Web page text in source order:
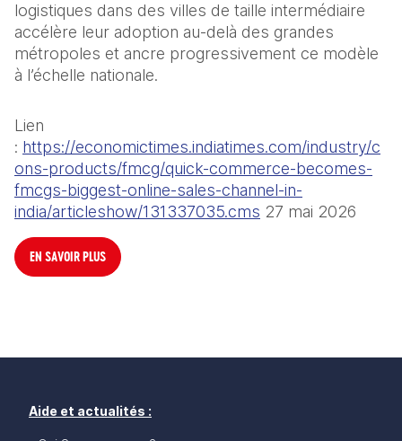
logistiques dans des villes de taille intermédiaire
accélère leur adoption au-delà des grandes
métropoles et ancre progressivement ce modèle
à l’échelle nationale.
Lien
: https://economictimes.indiatimes.com/industry/c
ons-products/fmcg/quick-commerce-becomes-
fmcgs-biggest-online-sales-channel-in-
india/articleshow/131337035.cms 27 mai 2026
EN SAVOIR PLUS
Aide et actualités :